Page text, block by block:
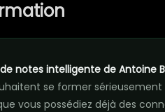
notes intelligente de Antoine
se former sérieusement
vous possédiez déjà des